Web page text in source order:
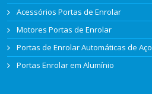
Acessórios Portas de Enrolar
Motores Portas de Enrolar
Portas de Enrolar Automáticas de Aço
Portas Enrolar em Alumínio